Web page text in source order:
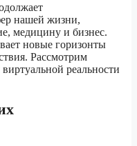
нашей жизни,
медицину и бизнес.
новые горизонты
Рассмотрим
реальности